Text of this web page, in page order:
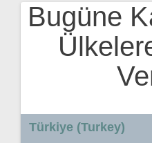
Bugüne
Türkiye (Turkey)